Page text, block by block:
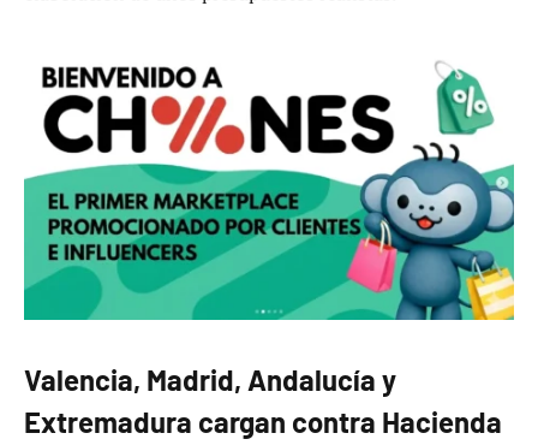
Valencia, Madrid, Andalucía y
Extremadura cargan contra Hacienda